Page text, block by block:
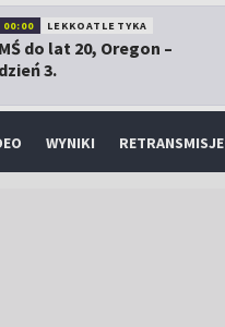
00:00 LEKKOATLETYKA
MŚ do lat 20, Oregon –
dzień 3.
WYNIKI RETRANSMISJE